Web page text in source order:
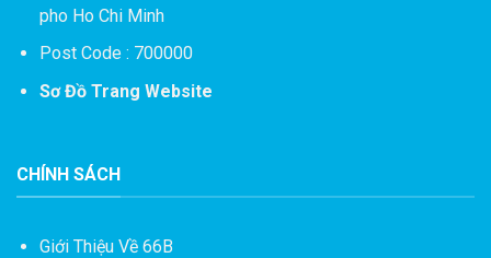
pho Ho Chi Minh
Post Code : 700000
Sơ Đồ Trang Website
CHÍNH SÁCH
Giới Thiệu Về 66B